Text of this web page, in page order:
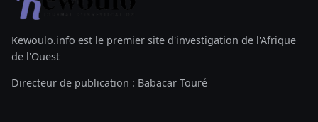
Kewoulo.info est le premier site d'investigation de l'Afrique
de l'Ouest
Directeur de publication : Babacar Touré